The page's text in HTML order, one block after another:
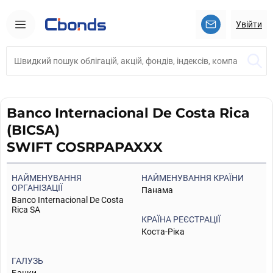
Увійти
Banco Internacional De Costa Rica
(BICSA)
SWIFT COSRPAPAXXX
НАЙМЕНУВАННЯ
ОРГАНІЗАЦІЇ
Banco Internacional De Costa
Rica SA
НАЙМЕНУВАННЯ КРАЇНИ
Панама
КРАЇНА РЕЄСТРАЦІЇ
Коста-Ріка
ГАЛУЗЬ